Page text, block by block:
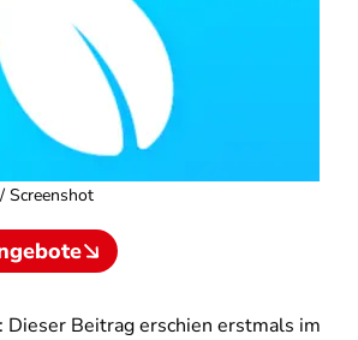
Screenshot
Dieser Beitrag erschien erstmals im